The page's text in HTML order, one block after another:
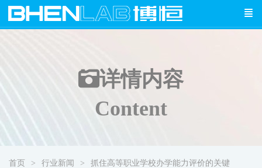
详情内容
Content
首页 行业新闻 抓住高等职业学校办学能力评价的关键